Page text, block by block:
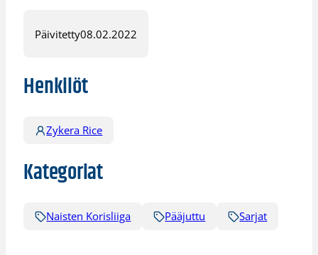
Päivitetty08.02.2022
Henkilöt
Zykera Rice
Kategoriat
Naisten Korisliiga Pääjuttu Sarjat